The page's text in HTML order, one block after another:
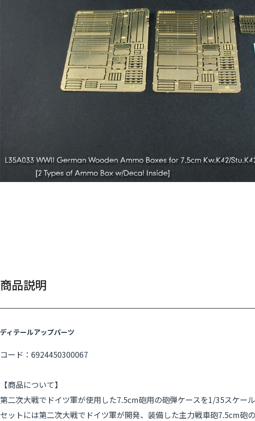
商品説明
ディテールアップパーツ
コード：6924450300067
【商品について】
第二次大戦でドイツ軍が使用した7.5cm砲用の砲弾ケースを1/35スケー
セットには第二次大戦でドイツ軍が開発、装備した主力戦車砲7.5cm砲